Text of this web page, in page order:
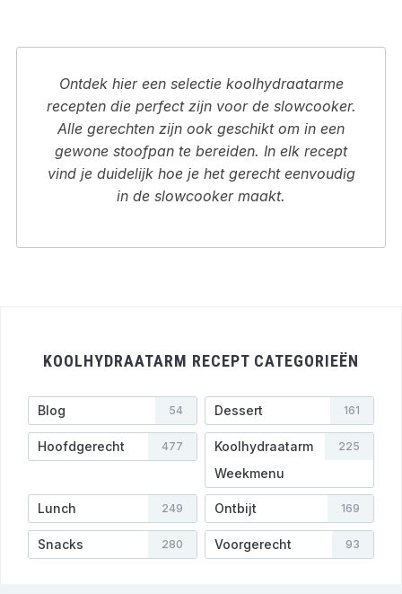
Ontdek hier een selectie koolhydraatarme
recepten die perfect zijn voor de slowcooker.
Alle gerechten zijn ook geschikt om in een
gewone stoofpan te bereiden. In elk recept
vind je duidelijk hoe je het gerecht eenvoudig
in de slowcooker maakt.
KOOLHYDRAATARM RECEPT CATEGORIEËN
Blog 54 Dessert 161
Hoofdgerecht 477
Koolhydraatarm
Weekmenu
225
Lunch 249 Ontbijt 169
Snacks 280 Voorgerecht 93